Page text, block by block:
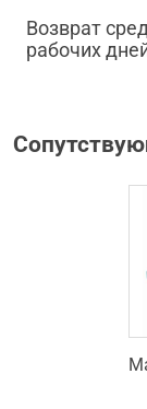
Возврат
рабочих